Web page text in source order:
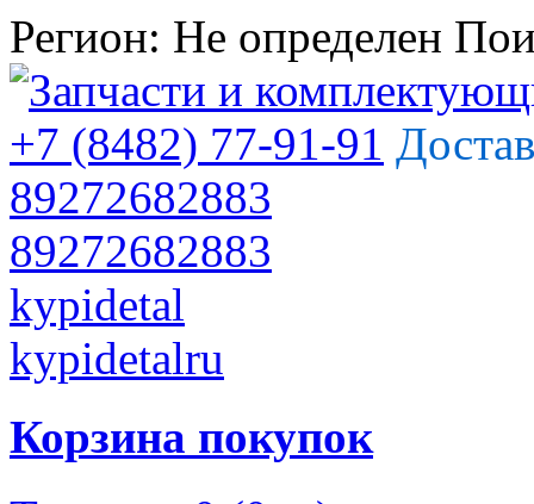
Регион: Не определен
+7 (8482) 77-91-91
89272682883
89272682883
kypidetal
kypidetalru
Корзина покупок